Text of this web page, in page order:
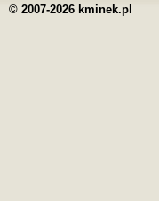
© 2007-2026 kminek.pl